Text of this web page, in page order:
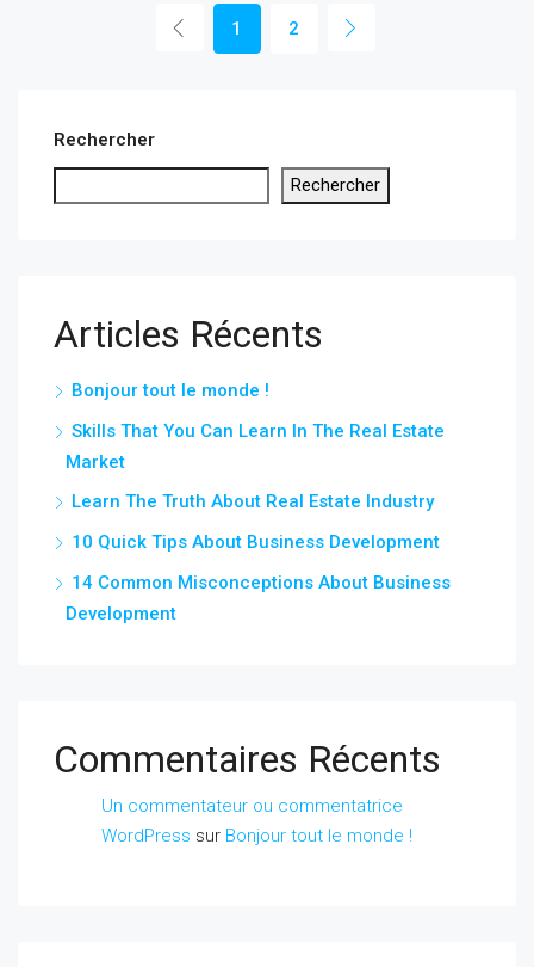
1 2
Rechercher
Rechercher
Articles Récents
Bonjour tout le monde !
Skills That You Can Learn In The Real Estate
Market
Learn The Truth About Real Estate Industry
10 Quick Tips About Business Development
14 Common Misconceptions About Business
Development
Commentaires Récents
Un commentateur ou commentatrice
WordPress sur Bonjour tout le monde !